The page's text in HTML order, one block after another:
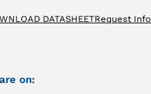
DATASHEETRequest
on: